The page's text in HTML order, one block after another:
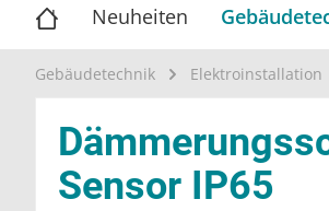
Neuheiten
Gebäudetechnik Elektroinstallation
Sensor IP65